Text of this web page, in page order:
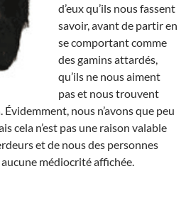
d’eux qu’ils nous fassent
savoir, avant de partir en
se comportant comme
des gamins attardés,
qu’ils ne nous aiment
pas et nous trouvent
Évidemment, nous n’avons que peu
cela n’est pas une raison valable
et de nous des personnes
médiocrité affichée.